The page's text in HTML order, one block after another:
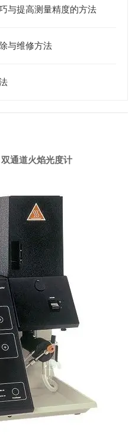
与提高测量精度的方法
与维修方法
通道火焰光度计